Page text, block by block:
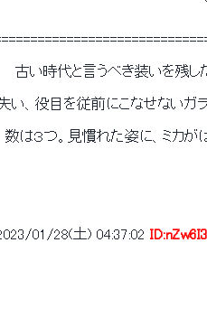
装いを残したロビ
こなせないガラス戸
に、ミカがぱっと
01/28(土) 04:37:02